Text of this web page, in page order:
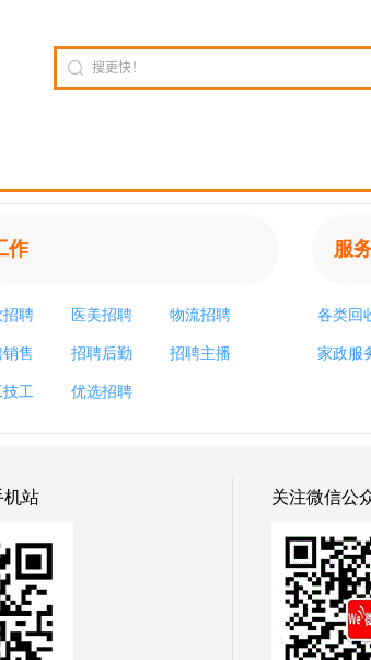
作
招聘 医美招聘 物流招聘
售 招聘后勤 招聘主播
技工 优选招聘
服
各类回
家政服
机站 关注微信公